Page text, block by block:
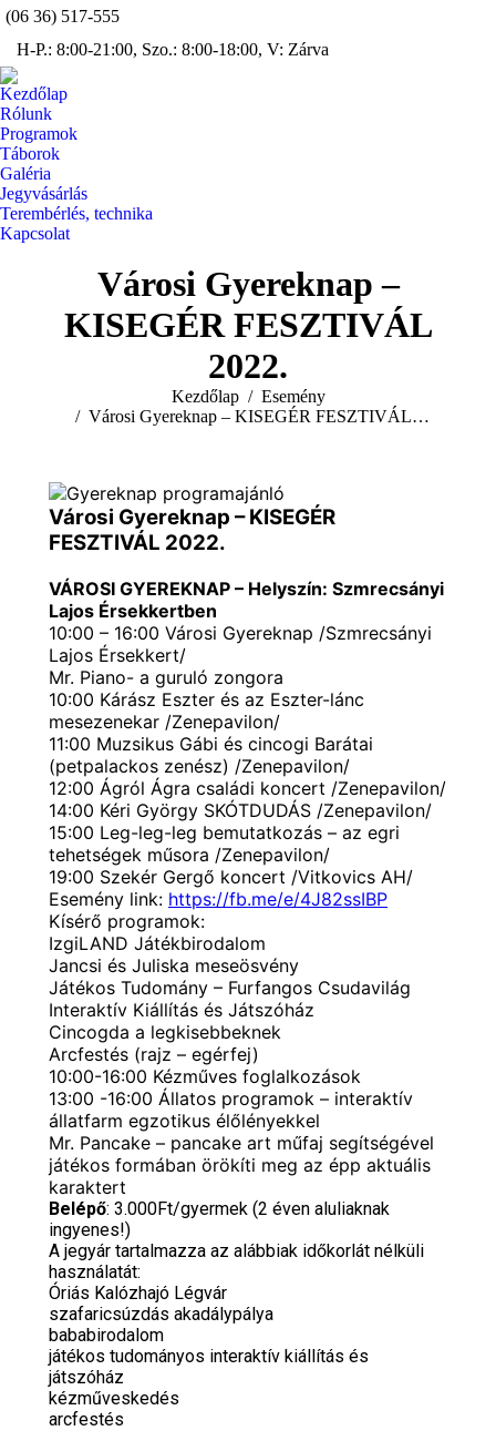
(06 36) 517-555
H-P.: 8:00-21:00, Szo.: 8:00-18:00, V: Zárva
Kezdőlap
Rólunk
Programok
Táborok
Galéria
Jegyvásárlás
Terembérlés, technika
Kapcsolat
Városi Gyereknap –
KISEGÉR FESZTIVÁL
2022.
Kezdőlap
Esemény
Városi Gyereknap – KISEGÉR FESZTIVÁL…
Városi Gyereknap – KISEGÉR
FESZTIVÁL 2022.
VÁROSI GYEREKNAP – Helyszín: Szmrecsányi
Lajos Érsekkertben
10:00 – 16:00 Városi Gyereknap /Szmrecsányi
Lajos Érsekkert/
Mr. Piano- a guruló zongora
10:00 Kárász Eszter és az Eszter-lánc
mesezenekar /Zenepavilon/
11:00 Muzsikus Gábi és cincogi Barátai
(petpalackos zenész) /Zenepavilon/
12:00 Ágról Ágra családi koncert /Zenepavilon/
14:00 Kéri György SKÓTDUDÁS /Zenepavilon/
15:00 Leg-leg-leg bemutatkozás – az egri
tehetségek műsora /Zenepavilon/
19:00 Szekér Gergő koncert /Vitkovics AH/
Esemény link: https://fb.me/e/4J82ssIBP
Kísérő programok:
IzgiLAND Játékbirodalom
Jancsi és Juliska meseösvény
Játékos Tudomány – Furfangos Csudavilág
Interaktív Kiállítás és Játszóház
Cincogda a legkisebbeknek
Arcfestés (rajz – egérfej)
10:00-16:00 Kézműves foglalkozások
13:00 -16:00 Állatos programok – interaktív
állatfarm egzotikus élőlényekkel
Mr. Pancake – pancake art műfaj segítségével
játékos formában örökíti meg az épp aktuális
karaktert
Belépő: 3.000Ft/gyermek (2 éven aluliaknak
ingyenes!)
A jegyár tartalmazza az alábbiak időkorlát nélküli
használatát:
Óriás Kalózhajó Légvár
szafaricsúzdás akadálypálya
bababirodalom
játékos tudományos interaktív kiállítás és
játszóház
kézműveskedés
arcfestés